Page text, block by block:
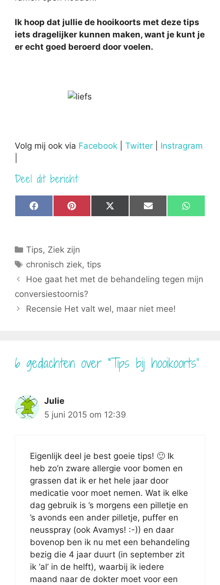
Ik hoop dat jullie de hooikoorts met deze tips
iets dragelijker kunnen maken, want je kunt je
er echt goed beroerd door voelen.
Volg mij ook via Facebook Twitter
Instragram
Deel dit bericht:
Share
on
F
a
o
k
Share
on
P
i
r
e
s
t
Share
on
X
(
r
)
Share
on
E
m
Share
on
W
h
Categorieën
Tips, Ziek zijn
Tags
chronisch ziek,tips
Hoe gaat het met de behandeling tegen mijn
conversiestoornis?
Recensie Het valt wel, maar niet mee!
6 gedachten over “Tips bij hooikoorts”
Julie
5 juni 2015 om 12:39
Eigenlijk deel je best goeie tips! 🙂 Ik
heb zo’n zware allergie voor bomen en
grassen dat ik er het hele jaar door
medicatie voor moet nemen. Wat ik elke
dag gebruik is ’s morgens een pilletje en
’s avonds een ander pilletje, puffer en
neusspray (ook Avamys! :-)) en daar
bovenop ben ik nu met een behandeling
bezig die 4 jaar duurt (in september zit
ik ‘al’ in de helft), waarbij ik iedere
maand naar de dokter moet voor een